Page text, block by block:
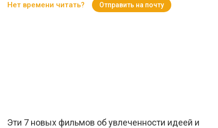
Нет времени читать? Отправить на почту
Эти 7 новых фильмов об увлеченности идеей и